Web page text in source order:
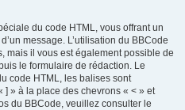
du code HTML, vous offrant un
message. L’utilisation du BBCode
mais il vous est également possible de
le formulaire de rédaction. Le
code HTML, les balises sont
] » à la place des chevrons « < » et
du BBCode, veuillez consulter le